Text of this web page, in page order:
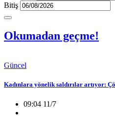
Bitiş
Okumadan geçme!
Güncel
Kadınlara yönelik saldırılar artıyor:
09:04 11/7